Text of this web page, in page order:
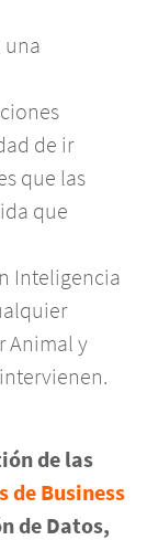
de ir
que las
que
Inteligencia
Animal y
de las
de Business
de Datos,